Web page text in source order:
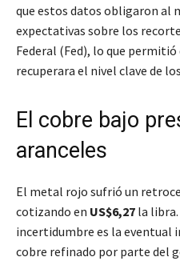
que estos datos obligaron al
expectativas sobre los
Federal (Fed), lo que permitió
recuperara el nivel clave de los
El cobre bajo
aranceles
El metal rojo sufrió un
cotizando en US$6,27 la
incertidumbre es la eventual
cobre refinado por parte del